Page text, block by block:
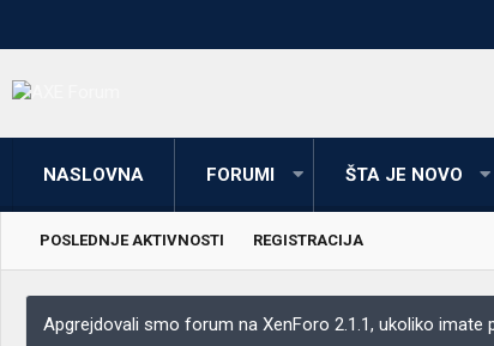
NASLOVNA FORUMI ŠTA JE NOVO
POSLEDNJE AKTIVNOSTI REGISTRACIJA
Apgrejdovali smo forum na XenForo 2.1.1, ukoliko